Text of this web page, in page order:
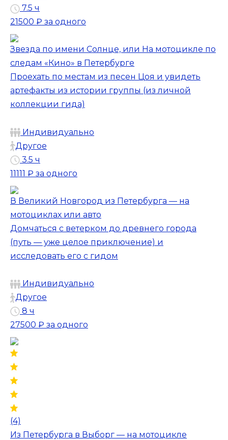
7.5 ч
21500 ₽ за одного
Звезда по имени Солнце, или На мотоцикле по
следам «Кино» в Петербурге
Проехать по местам из песен Цоя и увидеть
артефакты из истории группы (из личной
коллекции гида)
Индивидуально
Другое
3.5 ч
11111 ₽ за одного
В Великий Новгород из Петербурга — на
мотоциклах или авто
Домчаться с ветерком до древнего города
(путь — уже целое приключение) и
исследовать его с гидом
Индивидуально
Другое
8 ч
27500 ₽ за одного
(4)
Из Петербурга в Выборг — на мотоцикле